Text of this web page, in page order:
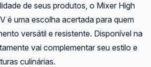
de seus produtos, o Mixer High
é uma escolha acertada para quem
versátil e resistente. Disponível na
vai complementar seu estilo e
culinárias.